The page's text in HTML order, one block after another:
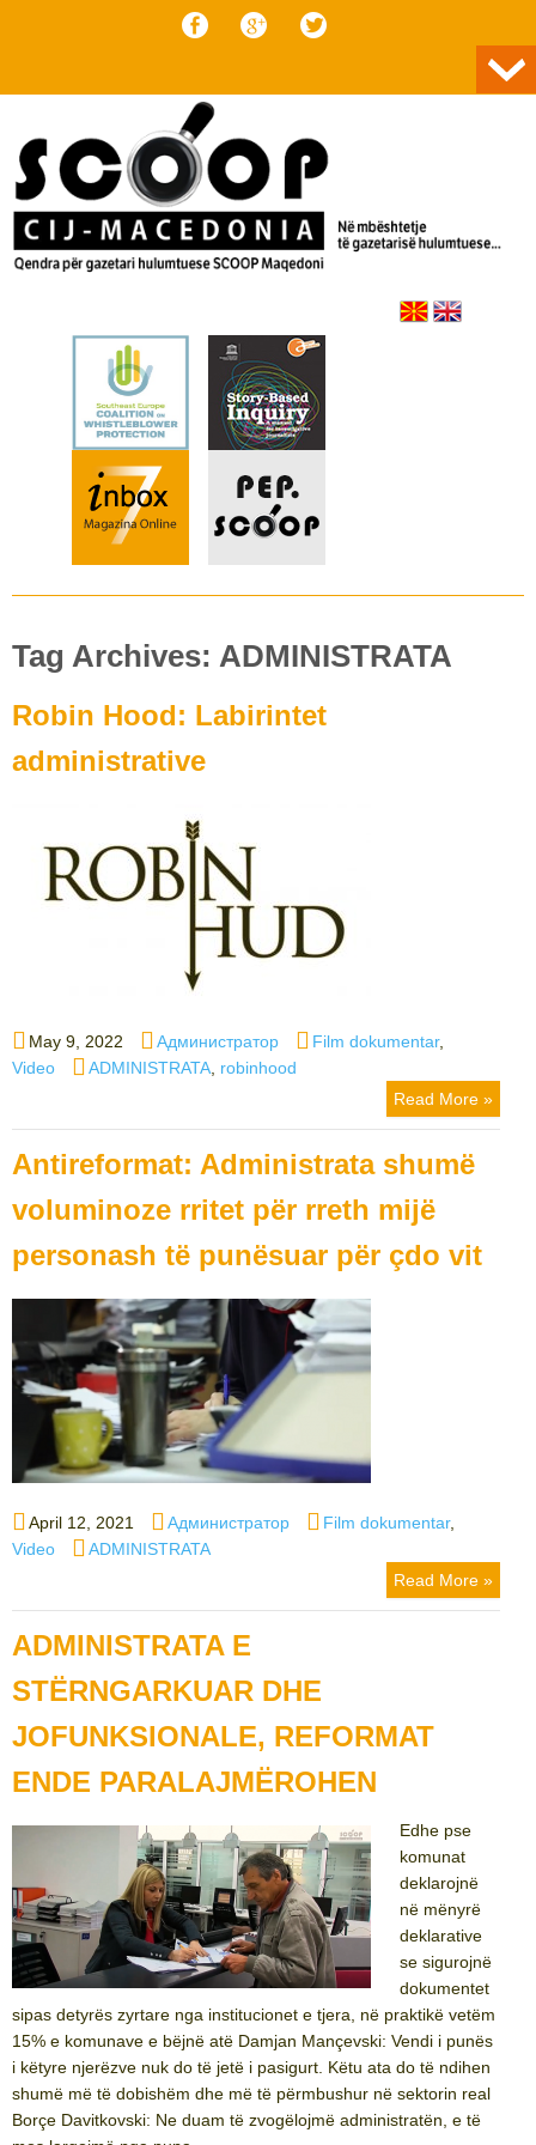
Tag Archives: ADMINISTRATA
Robin Hood: Labirintet
administrative
Posted
on
May 9, 2022 Author
Администратор Categories
Film dokumentar,
Video
Tags
ADMINISTRATA robinhood
Read More »
Antireformat: Administrata shumë
voluminoze rritet për rreth mijë
personash të punësuar për çdo vit
Posted
on
April 12, 2021 Author
Администратор Categories
Film dokumentar,
Video
Tags
ADMINISTRATA
Read More »
ADMINISTRATA E
STËRNGARKUAR DHE
JOFUNKSIONALE, REFORMAT
ENDE PARALAJMËROHEN
Edhe pse
komunat
deklarojnë
në mënyrë
deklarative
se sigurojnë
dokumentet
sipas detyrës zyrtare nga institucionet e tjera, në praktikë vetëm
15% e komunave e bëjnë atë Damjan Mançevski: Vendi i punës
i këtyre njerëzve nuk do të jetë i pasigurt. Këtu ata do të ndihen
shumë më të dobishëm dhe më të përmbushur në sektorin real
Borçe Davitkovski: Ne duam të zvogëlojmë administratën, e të